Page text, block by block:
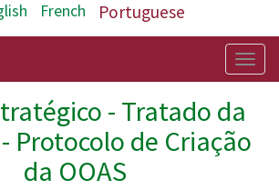
French Portuguese
- Tratado da
- Protocolo de Criação
da OOAS